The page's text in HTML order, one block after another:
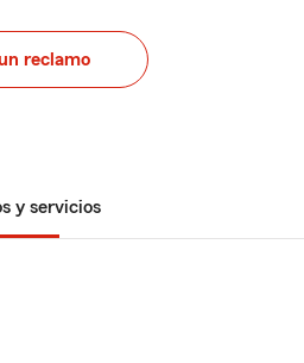
reclamo
y servicios